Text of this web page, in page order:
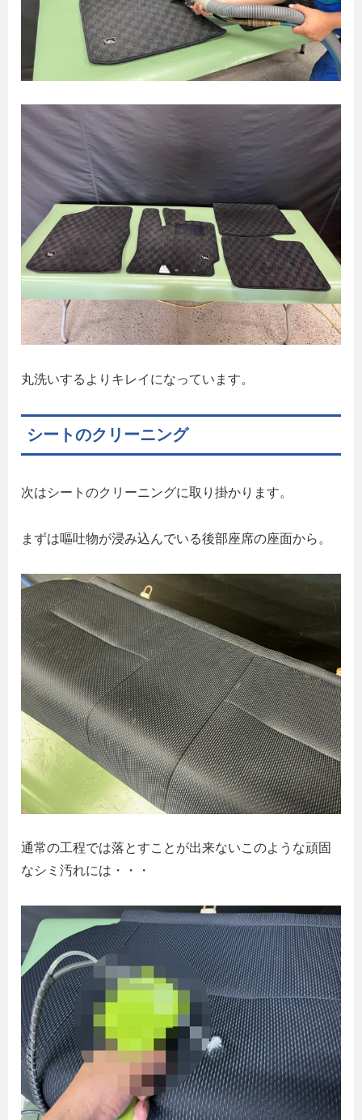
丸洗いするよりキレイになっています。
シートのクリーニング
次はシートのクリーニングに取り掛かります。
まずは嘔吐物が浸み込んでいる後部座席の座面から。
通常の工程では落とすことが出来ないこのような頑固
なシミ汚れには・・・